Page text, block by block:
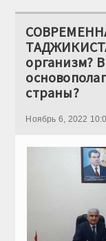
организм?
страны?
Ноябрь 6, 2022